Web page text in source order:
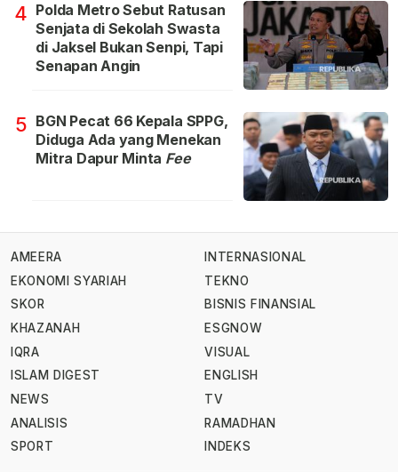
4 Polda Metro Sebut Ratusan
Senjata di Sekolah Swasta
di Jaksel Bukan Senpi, Tapi
Senapan Angin
5 BGN Pecat 66 Kepala SPPG,
Diduga Ada yang Menekan
Mitra Dapur Minta Fee
AMEERA
EKONOMI SYARIAH
SKOR
KHAZANAH
IQRA
ISLAM DIGEST
NEWS
ANALISIS
SPORT
INTERNASIONAL
TEKNO
BISNIS FINANSIAL
ESGNOW
VISUAL
ENGLISH
TV
RAMADHAN
INDEKS